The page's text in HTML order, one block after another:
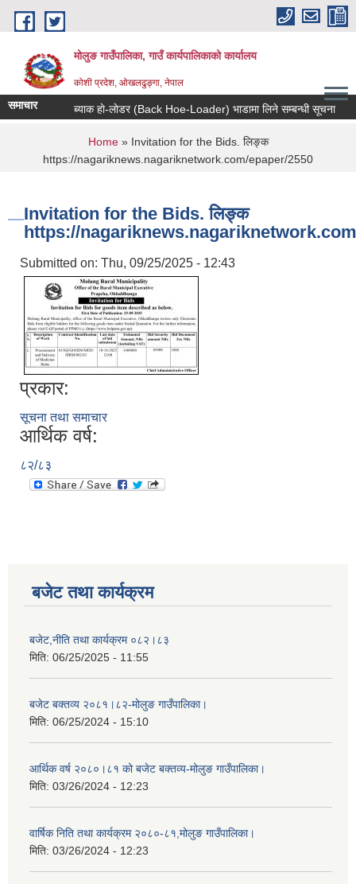
Skip to main content
मोलुङ गाउँपालिका, गाउँ कार्यपालिकाको कार्यालय
कोशी प्रदेश, ओखलढुङ्गा, नेपाल
समाचार ब्याक हाे-लाेडर (Back Hoe-Loader) भाडामा लिने सम्बन्धी सूचना
You are here
Home» Invitation for the Bids. लिङ्क
https://nagariknews.nagariknetwork.com/epaper/2550
Invitation for the Bids. लिङ्क
https://
Submitted on: Thu, 09/25/2025 - 12:43
प्रकार:
सूचना तथा समाचार
आर्थिक वर्ष:
८२/८३
बजेट तथा कार्यक्रम
बजेट,नीति तथा कार्यक्रम ०८२।८३
मिति: 06/25/2025 - 11:55
बजेट बक्तव्य २०८१।८२-मोलुङ गाउँपालिका।
मिति: 06/25/2024 - 15:10
आर्थिक वर्ष २०८०।८१ को बजेट बक्तव्य-मोलुङ गाउँपालिका।
मिति: 03/26/2024 - 12:23
वार्षिक निति तथा कार्यक्रम २०८०-८१,मोलुङ गाउँपालिका।
मिति: 03/26/2024 - 12:23